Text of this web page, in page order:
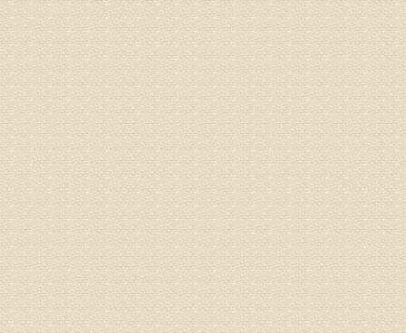
病情描
专家回
姓名：
病情描
电话：
病情描
专家回